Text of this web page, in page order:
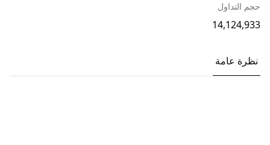
حجم التداول
14,124,933
نظرة عامة